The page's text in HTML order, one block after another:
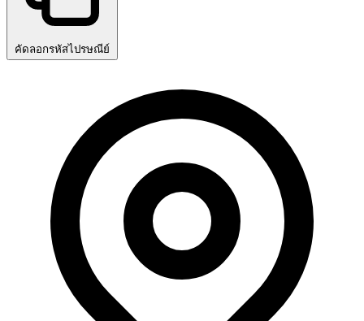
คัดลอกรหัสไปรษณีย์